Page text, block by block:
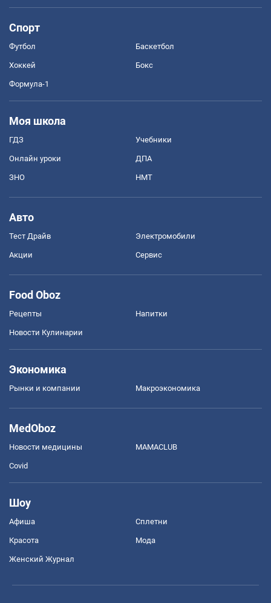
Спорт
Футбол Баскетбол
Хоккей Бокс
Формула-1
Моя школа
ГДЗ Учебники
Онлайн уроки ДПА
ЗНО НМТ
Авто
Тест Драйв Электромобили
Акции Сервис
Food Oboz
Рецепты Напитки
Новости Кулинарии
Экономика
Рынки и компании Mакроэкономика
MedOboz
Новости медицины MAMACLUB
Covid
Шоу
Афиша Сплетни
Красота Мода
Женский Журнал